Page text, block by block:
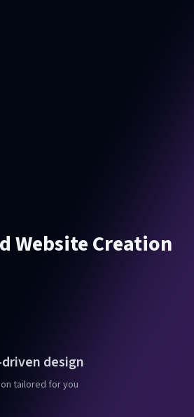
Website Creation
design
tailored for you.